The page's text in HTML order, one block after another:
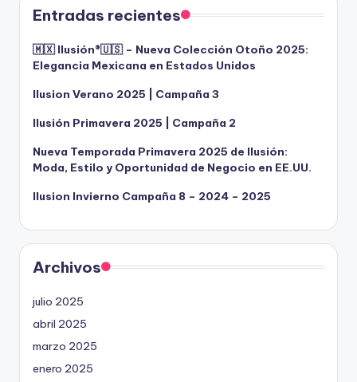
Entradas recientes
🇲🇽 Ilusión®️🇺🇸 – Nueva Colección Otoño 2025:
Elegancia Mexicana en Estados Unidos
Ilusion Verano 2025 | Campaña 3
Ilusión Primavera 2025 | Campaña 2
Nueva Temporada Primavera 2025 de Ilusión:
Moda, Estilo y Oportunidad de Negocio en EE.UU.
Ilusion Invierno Campaña 8 – 2024 – 2025
Archivos
julio 2025
abril 2025
marzo 2025
enero 2025